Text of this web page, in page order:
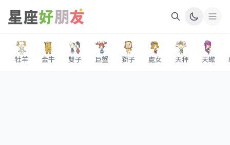
牡羊 金牛 雙子 巨蟹 獅子 處女 天秤 天蠍